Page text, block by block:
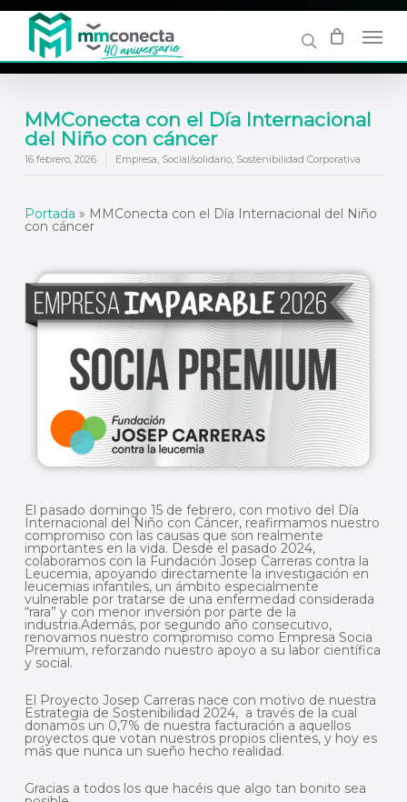
content
MMConecta con el Día Internacional
del Niño con cáncer
16 febrero, 2026 Empresa, Social/solidario, Sostenibilidad Corporativa
Portada » MMConecta con el Día Internacional del Niño
con cáncer
El pasado domingo 15 de febrero, con motivo del Día
Internacional del Niño con Cáncer, reafirmamos nuestro
compromiso con las causas que son realmente
importantes en la vida. Desde el pasado 2024,
colaboramos con la Fundación Josep Carreras contra la
Leucemia, apoyando directamente la investigación en
leucemias infantiles, un ámbito especialmente
vulnerable por tratarse de una enfermedad considerada
“rara” y con menor inversión por parte de la
industria.Además, por segundo año consecutivo,
renovamos nuestro compromiso como Empresa Socia
Premium, reforzando nuestro apoyo a su labor científica
y social.
El Proyecto Josep Carreras nace con motivo de nuestra
Estrategia de Sostenibilidad 2024, a través de la cual
donamos un 0,7% de nuestra facturación a aquellos
proyectos que votan nuestros propios clientes, y hoy es
más que nunca un sueño hecho realidad.
Gracias a todos los que hacéis que algo tan bonito sea